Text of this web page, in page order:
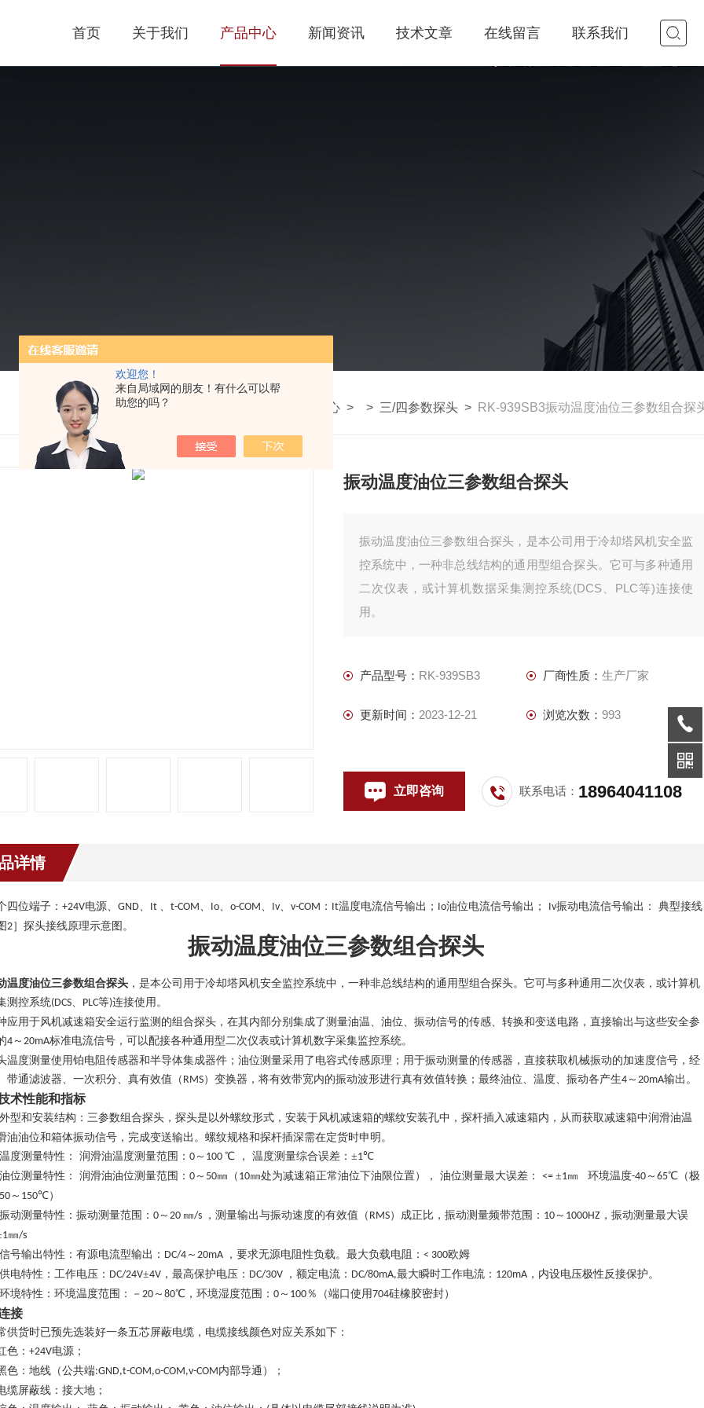
欢迎您！
来自局域网的朋友！有什么可以帮
助您的吗？
首页 关于我们 产品中心 新闻资讯 技术文章 在线留言 联系我们
产品中心 > > 三/四参数探头 > RK-939SB3振动温度油位三参数组合探
振动温度油位三参数组合探头
振动温度油位三参数组合探头，是本公司用于冷却塔风机安全监
控系统中，一种非总线结构的通用型组合探头。它可与多种通用
二次仪表，或计算机数据采集测控系统(DCS、PLC等)连接使
用。
产品型号： RK-939SB3 厂商性质： 生产厂家
更新时间： 2023-12-21 浏览次数： 993
立即咨询 联系电话： 18964041108
详情
四位端子： +24V电源、 GND、 It 、 t-COM、 Io、 o-COM、 Iv、 v-COM ： It温度电流信号输出； Io油位电流信号输出； Iv振动电流信号输出： 典型接线
2］探头接线原理示意图。
振动温度油位三参数组合探头
温度油位三参数组合探头 ，是本公司用于冷却塔风机安全监控系统中，一种非总线结构的通用型组合探头。它可与多种通用二次仪表，或计算机
测控系统(DCS、 PLC等)连接使用。
应用于风机减速箱安全运行监测的组合探头，在其内部分别集成了测量油温、油位、振动信号的传感、转换和变送电路，直接输出与这些安全参
4 ～ 20mA标准电流信号，可以配接各种通用型二次仪表或计算机数字采集监控系统。
温度测量使用铂电阻传感器和半导体集成器件；油位测量采用了电容式传感原理；用于振动测量的传感器，直接获取机械振动的加速度信号，经
带通滤波器、一次积分、真有效值（ RMS）变换器，将有效带宽内的振动波形进行真有效值转换；最终油位、温度、振动各产生4 ～ 20mA输出。
术性能和指标
外型和安装结构：三参数组合探头，探头是以外螺纹形式，安装于风机减速箱的螺纹安装孔中，探杆插入减速箱内，从而获取减速箱中润滑油温
油油位和箱体振动信号，完成变送输出。螺纹规格和探杆插深需在定货时申明。
温度测量特性：
润滑油温度测量范围： 0 ～ 100 ℃ ， 温度测量综合误差：±1℃
油位测量特性：
润滑油油位测量范围： 0 ～ 50㎜（ 10㎜处为减速箱正常油位下油限位置）， 油位测量最大误差： <= ±1㎜ 环境温度-40 ～ 65℃ （极
～ 150℃）
振动测量特性：振动测量范围： 0 ～ 20 ㎜/s ，测量输出与振动速度的有效值（ RMS）成正比，振动测量频带范围： 10 ～ 1000HZ ，振动测量最大误
1㎜/s
信号输出特性：有源电流型输出： DC/4 ～ 20mA ，要求无源电阻性负载。最大负载电阻： < 300欧姆
供电特性：工作电压： DC/24V±4V ，最高保护电压： DC/30V ，额定电流： DC/80mA,最大瞬时工作电流： 120mA ，内设电压极性反接保护。
环境特性：环境温度范围：－ 20 ～ 80℃，环境湿度范围： 0 ～ 100％（端口使用704硅橡胶密封）
接
供货时已预先选装好一条五芯屏蔽电缆，电缆接线颜色对应关系如下：
色： +24V电源；
色：地线（公共端:GND,t-COM,o-COM,v-COM内部导通）；
缆屏蔽线：接大地；